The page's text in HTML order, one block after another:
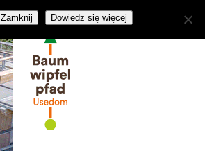
Zamknij Dowiedz się więcej